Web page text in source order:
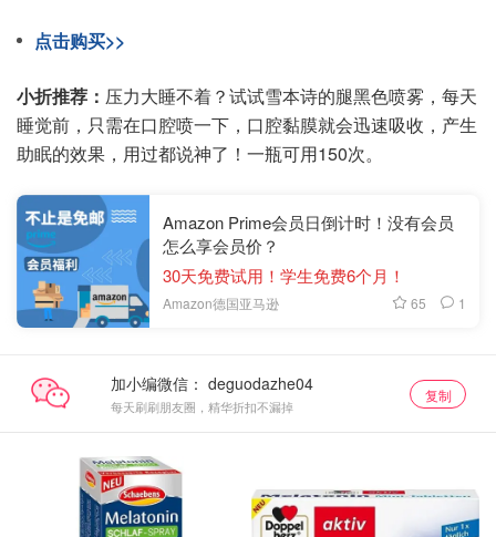
点击购买>>
小折推荐： 压力大睡不着？试试雪本诗的腿黑色喷雾，每天
睡觉前，只需在口腔喷一下，口腔黏膜就会迅速吸收，产生
助眠的效果，用过都说神了！一瓶可用150次。
Amazon Prime会员日倒计时！没有会员
怎么享会员价？
30天免费试用！学生免费6个月！
Amazon德国亚马逊 65 1
加小编微信：
每天刷刷朋友圈，精华折扣不漏掉
复制